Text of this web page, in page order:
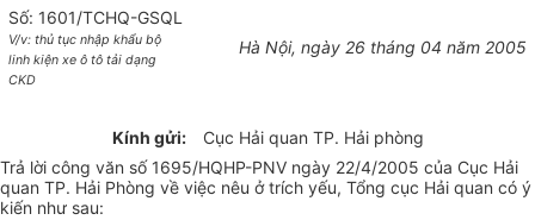
Số: 1601/TCHQ-GSQL
V/v: thủ tục nhập khẩu bộ
linh kiện xe ô tô tải dạng
CKD
Hà Nội, ngày 26 tháng 04 năm 2005
Kính gửi:
Cục Hải quan TP. Hải phòng
Trả lời công văn số 1695/HQHP-PNV ngày 22/4/2005 của Cục Hải
quan TP. Hải Phòng về việc nêu ở trích yếu, Tổng cục Hải quan có ý
kiến như sau: